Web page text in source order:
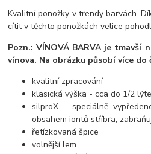
Kvalitní ponožky v trendy barvách.
cítit v těchto ponožkách velice
Pozn.: VÍNOVÁ BARVAje tmavší
vínova. Na obrázku působí více do
kvalitní zpracování
klasická výška - cca do 1/2
silproX - speciálně
obsahem iontů stříbra,
řetízkovaná špice
volnější lem